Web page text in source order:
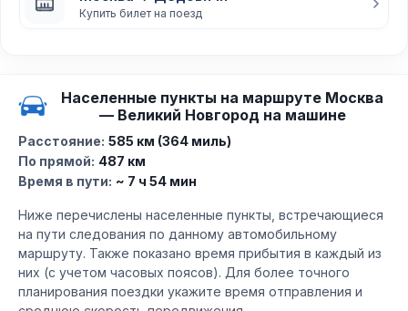
Купить билет на поезд
Населенные пункты на маршруте Москва
— Великий Новгород на машине
Расстояние: 585 км (364 миль)
По прямой: 487 км
Время в пути: ~ 7 ч 54 мин
Ниже перечислены населенные пункты, встречающиеся
на пути следования по данному автомобильному
маршруту. Также показано время прибытия в каждый из
них (с учетом часовых поясов). Для более точного
планирования поездки укажите время отправления и